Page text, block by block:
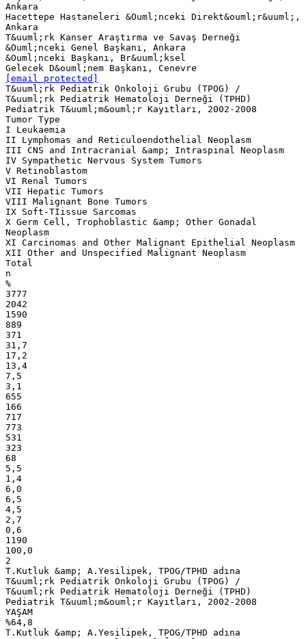
Ankara
Hacettepe Hastaneleri &Ouml;nceki Direkt&ouml;r&uuml;,
Ankara
T&uuml;rk Kanser Araştırma ve Savaş Derneği
&Ouml;nceki Genel Başkanı, Ankara
&Ouml;nceki Başkanı, Br&uuml;ksel
[email protected]